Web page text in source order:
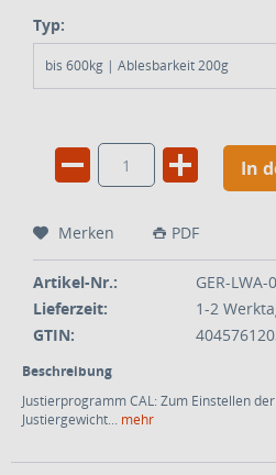
Typ:
bis 600kg | Ablesbarkeit 200g
In
Merken PDF
Artikel-Nr.:
GER-LWA-
Lieferzeit:
1-2
GTIN:
Beschreibung
Justierprogramm CAL: Zum Einstellen
Justiergewicht... mehr